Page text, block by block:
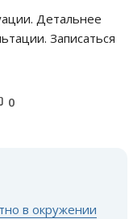
Детальнее
Записаться
0
в окружении